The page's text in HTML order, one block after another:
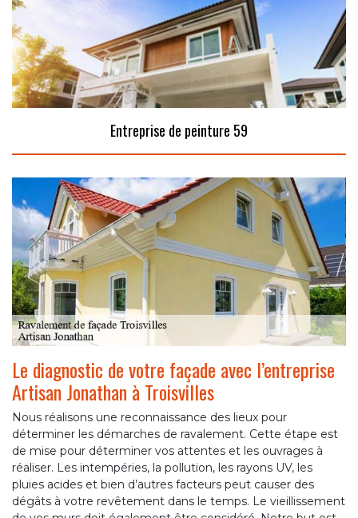
Entreprise de peinture 59
Le diagnostic de votre façade avec l’entreprise
Artisan Jonathan à Troisvilles
Nous réalisons une reconnaissance des lieux pour
déterminer les démarches de ravalement. Cette étape est
de mise pour déterminer vos attentes et les ouvrages à
réaliser. Les intempéries, la pollution, les rayons UV, les
pluies acides et bien d’autres facteurs peut causer des
dégâts à votre revêtement dans le temps. Le vieillissement